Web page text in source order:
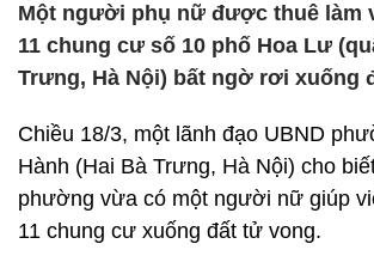
Một người phụ nữ được thuê làm
11 chung cư số 10 phố Hoa Lư
Trưng, Hà Nội) bất ngờ rơi xuống
Chiều 18/3, một lãnh đạo UBND
Hành (Hai Bà Trưng, Hà Nội) cho
phường vừa có một người nữ giúp
11 chung cư xuống đất tử vong.